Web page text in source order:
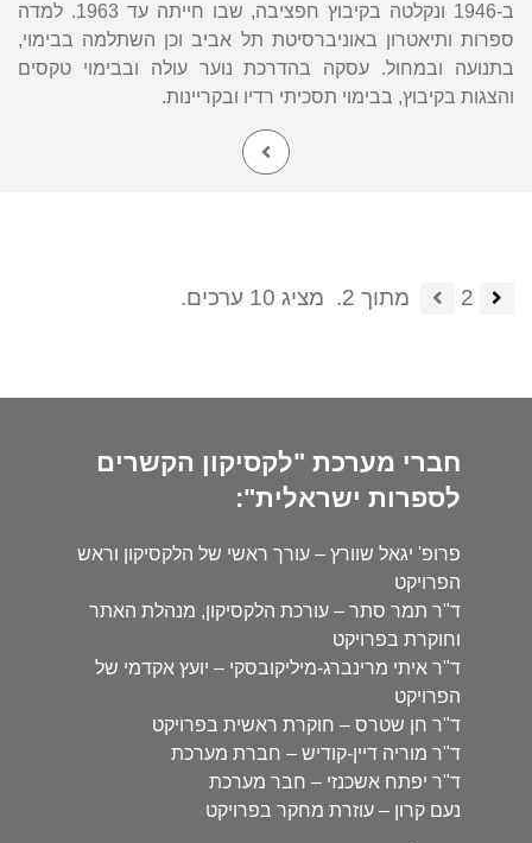
ב-1946 ונקלטה בקיבוץ חפציבה, שבו חייתה עד 1963. למדה
ספרות ותיאטרון באוניברסיטת תל אביב וכן השתלמה בבימוי,
בתנועה ובמחול. עסקה בהדרכת נוער עולה ובבימוי טקסים
והצגות בקיבוץ, בבימוי תסכיתי רדיו ובקריינות.
2 מתוך 2. מציג 10 ערכים.
חברי מערכת "לקסיקון הקשרים
לספרות ישראלית":
פרופ' יגאל שוורץ – עורך ראשי של הלקסיקון וראש
הפרויקט
ד"ר תמר סתר – עורכת הלקסיקון, מנהלת האתר
וחוקרת בפרויקט
ד"ר איתי מרינברג-מיליקובסקי – יועץ אקדמי של
הפרויקט
ד"ר חן שטרס – חוקרת ראשית בפרויקט
ד"ר מוריה דיין-קודיש – חברת מערכת
ד"ר יפתח אשכנזי – חבר מערכת
נעם קרון – עוזרת מחקר בפרויקט